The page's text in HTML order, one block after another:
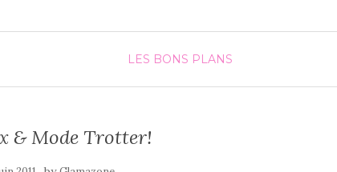
LES BONS PLANS
& Mode Trotter!